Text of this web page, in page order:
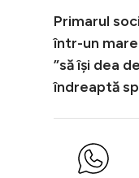
Primarul
într-un
”să își dea
îndreaptă